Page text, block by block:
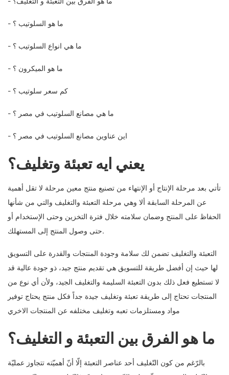
- ما هو السلوتيب ؟
- ما هي انواع السلوتيب ؟
- ما هو الميكرون ؟
- كم سعر سلوتيب ؟
- ما هي مصانع السلوتيب في مصر ؟
- اين عناوين مصانع السلوتيب في مصر ؟
يعني ايه تعبئة وتغليف؟
تأتي بعد مرحلة الإنتاج أو الإنتهاء من تصنيع منتج معين مرحلة لا تقل أهمية
عن المرحلة السابقة ألا وهي مرحلة التعبئة والتغليف والتي من شأنها
الحفاظ على المنتج وضمان سلامته خلال فترة التخزين وحتى الإستخدام أو
حتى وصول المنتج إلى المستهلك.
التعبئة والتغليف تضمن لك سلامة وجودة المنتجات والقدرة على التسويق
لها حيث إن أفضل طريقة للتسويق هي تقديم منتج جيد، ذو جودة عالية قد
لا تستطيع فعل ذلك بدون التعبئة السليمة والتغليف الجيد، ولأن أي نوع من
المنتجات تحتاج إلى طريقة تعبئة وتغليف جيدة جداً فكل منتج يحتاج توفير
مواد ومستلزمات تعبه وتغليف مختلفه عن المنتجات الاخري
ما هو الفرق بين التعبئة و التغليف؟
بالرّغم من كون التّغليف أحد عناصر التعبئة إلّا أنّ أهميّته تتجاوز عمليّة